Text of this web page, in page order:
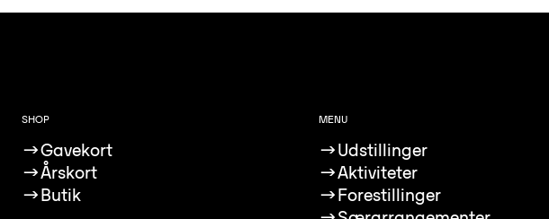
SHOP
→Gavekort
→Årskort
→Butik
MENU
→Udstillinger
→Aktiviteter
→Forestillinger